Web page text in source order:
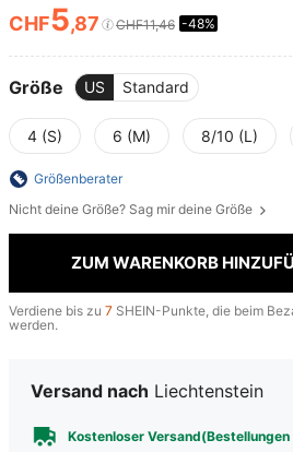
PRICE AND
CHF5,87 CHF11,46 -48%
Größe US Standard
4 (S) 6 (M) 8/10 (L)
Größenberater
Nicht deine Größe? Sag mir deine Größe
ZUM WARENKORB
Verdiene bis zu 7 SHEIN-Punkte, die beim
werden.
Versand nach Liechtenstein
Kostenloser Versand(Bestellungen